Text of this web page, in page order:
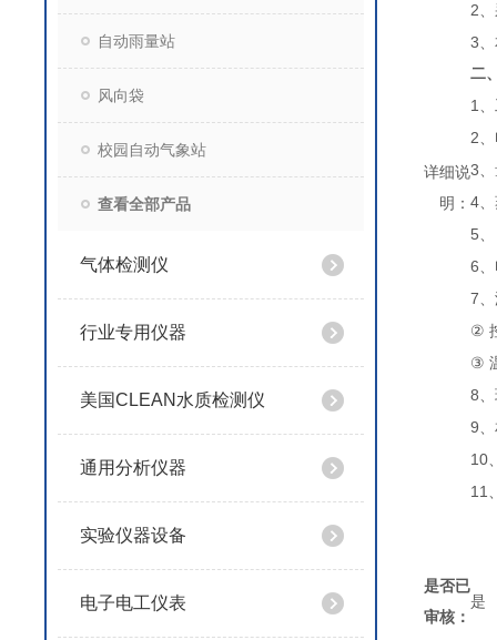
自动雨量站
风向袋
校园自动气象站
查看全部产品
气体检测仪
行业专用仪器
美国CLEAN水质检测仪
通用分析仪器
实验仪器设备
电子电工仪表
详细说
明：
2
3
二
1
2
3
4
5、
6
7
②
③
8
9
10
11
是否已
审核：
是